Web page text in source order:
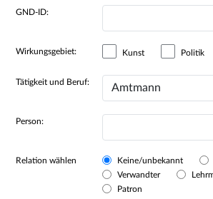
GND-ID:
Wirkungsgebiet: Kunst Politik
Tätigkeit und Beruf:
Person:
Relation wählen Keine/unbekannt
Verwandter
Patron